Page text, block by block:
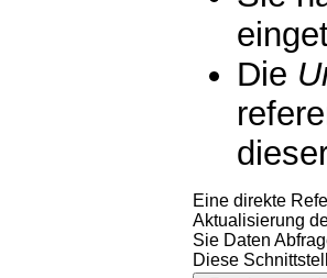
Die
Eine direkte
Aktualisierung
Sie Daten
Diese